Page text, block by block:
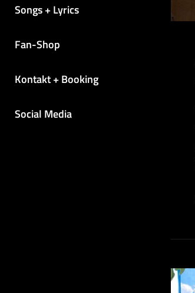
Songs + Lyrics
Fan-Shop
Kontakt + Booking
Social Media